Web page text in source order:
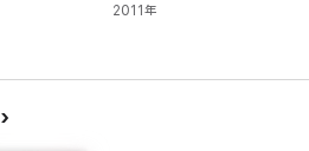
2011年